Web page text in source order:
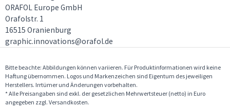
ORAFOL Europe GmbH
Orafolstr. 1
16515 Oranienburg
graphic.innovations@orafol.de
Bitte beachte: Abbildungen können variieren. Für Produktinformationen wird keine
Haftung übernommen. Logos und Markenzeichen sind Eigentum des jeweiligen
Herstellers. Irrtümer und Änderungen vorbehalten.
* Alle Preisangaben sind exkl. der gesetzlichen Mehrwertsteuer (netto) in Euro
angegeben zzgl. Versandkosten.